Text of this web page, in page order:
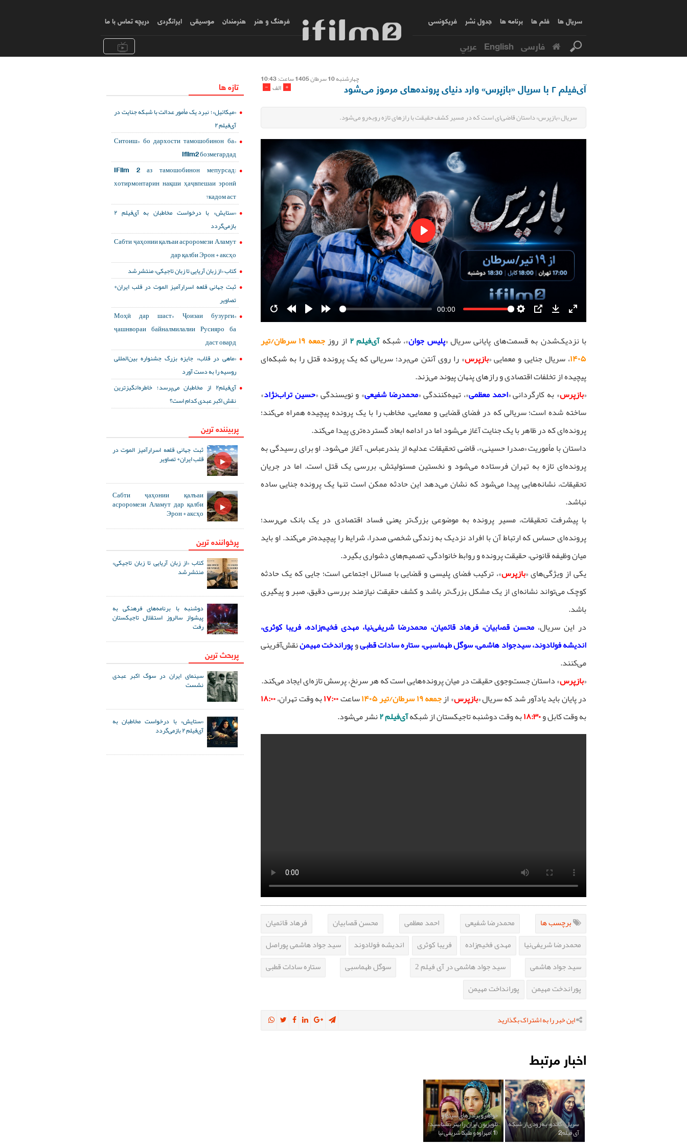
سریال ها فلم ها برنامه ها جدول نشر فریکونسی فرهنگ و هنر هنرمندان موسیقی ایرانگردی دریچه تماس با ما
فارسی English عربي
چهارشنبه 10 سرطان 1405 ساعت: 10:43
- الف + آی‌فیلم ۲ با سریال «بازپرس» وارد دنیای پرونده‌های مرموز می‌شود
سریال «بازپرس» داستان قاضی‌ای است که در مسیر کشف حقیقت با رازهای تازه روبه‌رو می‌شود.
10s 10s
00:00
fullscreen
Play
با نزدیک‌شدن به قسمت‌های پایانی سریال «پلیس جوان»، شبکهآی‌فیلم ۲ از روز
جمعه ۱۹ سرطان/تیر
۱۴۰۵، سریال جنایی و معمایی «بازپرس» را روی آنتن می‌برد؛ سریالی که یک پرونده قتل را به شبکه‌ای
پیچیده از تخلفات اقتصادی و رازهای پنهان پیوند می‌زند.
«بازپرس» به کارگردانی «احمد معظمی»، تهیه‌کنندگی «محمدرضا شفیعی» و نویسندگی «حسین تراب‌نژاد»
ساخته شده است؛ سریالی که در فضای قضایی و معمایی، مخاطب را با یک پرونده پیچیده همراه می‌کند؛
پرونده‌ای که در ظاهر با یک جنایت آغاز می‌شود اما در ادامه ابعاد گسترده‌تری پیدا می‌کند.
داستان با مأموریت «صدرا حسینی»، قاضی تحقیقات عدلیه از بندرعباس، آغاز می‌شود. او برای رسیدگی به
پرونده‌ای تازه به تهران فرستاده می‌شود و نخستین مسئولیتش، بررسی یک قتل است. اما در جریان
تحقیقات، نشانه‌هایی پیدا می‌شود که نشان می‌دهد این حادثه ممکن است تنها یک پرونده جنایی ساده
نباشد.
با پیشرفت تحقیقات، مسیر پرونده به موضوعی بزرگ‌تر یعنی فساد اقتصادی در یک بانک می‌رسد؛
پرونده‌ای حساس که ارتباط آن با افراد نزدیک به زندگی شخصی صدرا، شرایط را پیچیده‌تر می‌کند. او باید
میان وظیفه قانونی، حقیقت پرونده و روابط خانوادگی، تصمیم‌های دشواری بگیرد.
یکی از ویژگی‌های «بازپرس»، ترکیب فضای پلیسی و قضایی با مسائل اجتماعی است؛ جایی که یک حادثه
کوچک می‌تواند نشانه‌ای از یک مشکل بزرگ‌تر باشد و کشف حقیقت نیازمند بررسی دقیق، صبر و پیگیری
باشد.
در این سریال،محسن قصابیان، فرهاد قائمیان، محمدرضا شریفی‌نیا، مهدی فخیم‌زاده، فریبا کوثری،
اندیشه فولادوند، سیدجواد هاشمی، سوگل طهماسبی، ستاره سادات قطبیوپوراندخت مهیمننقش‌آفرینی
می‌کنند.
«بازپرس» داستان جست‌وجوی حقیقت در میان پرونده‌هایی است که هر سرنخ، پرسش تازه‌ای ایجاد می‌کند.
در پایان باید یادآور شد که سریال «بازپرس» ازجمعه ۱۹ سرطان/تیر ۱۴۰۵ ساعت۱۷:۰۰به وقت تهران،۱۸:۰۰
به وقت کابل و۱۸:۳۰به وقت دوشنبه تاجیکستان از شبکهآی‌فیلم ۲ نشر می‌شود.
برچسب ها محمدرضا شفیعی احمد معظمی محسن قصابیان
فرهاد قائمیان
محمدرضا شریفی‌نیا
مهدی فخیم‌زاده فریبا کوثری اندیشه فولادوند
سید جواد هاشمی پوراصل
سید جواد هاشمی
سید جواد هاشمی در آی فیلم 2 سوگل طهماسبی
ستاره سادات قطبی
پوراندخت مهیمن
پورانداخت مهیمن
این خبر را به اشتراک بگذارید
اخبار مرتبط
سریال «گاندو» به زودی از شبکه
آی فیلم2
خواهر و برادرهای سینما و
تلویزیون ایران را بهتر بشناسید؛
(1)مهراوه و ملیکا شریفی نیا
تازه ها
«میکائیل»؛ نبرد یک مأمور عدالت با شبکه جنایت در
آی‌فیلم ۲
«Ситоиш» бо дархости тамошобинон ба
Ifilm2 бозмегардад
IFilm 2 аз тамошобинон мепурсад:
хотирмонтарин нақши ҳаҷвпешаи эронӣ
кадом аст?
«ستایش» با درخواست مخاطبان به آی‌فیلم ۲
بازمی‌گردد
Сабти ҷаҳонии қалъаи асроромези Аламут
дар қалби Эрон + аксҳо
کتاب «از زبان آریایی تا زبان تاجیکی» منتشر شد
ثبت جهانی قلعه اسرارآمیز الموت در قلب ایران+
تصاویر
«Моҳӣ дар шаст» Ҷоизаи бузурги
ҷашнвораи байналмилалии Русияро ба
даст овард
«ماهی در قلاب» جایزه بزرگ جشنواره بین‌المللی
روسیه را به دست آورد
آی‌فیلم۲ از مخاطبان می‌پرسد؛ خاطره‌انگیزترین
نقش اکبر عبدی کدام است؟
پربیننده ترین
ثبت جهانی قلعه اسرارآمیز الموت در
قلب ایران+ تصاویر
Сабти ҷаҳонии қалъаи
асроромези Аламут дар қалби
Эрон + аксҳо
پرخواننده ترین
کتاب «از زبان آریایی تا زبان تاجیکی»
منتشر شد
دوشنبه با برنامه‌های فرهنگی به
پیشواز سالروز استقلال تاجیکستان
رفت
پربحث ترین
سینمای ایران در سوگ اکبر عبدی
نشست
«ستایش» با درخواست مخاطبان به
آی‌فیلم ۲ بازمی‌گردد